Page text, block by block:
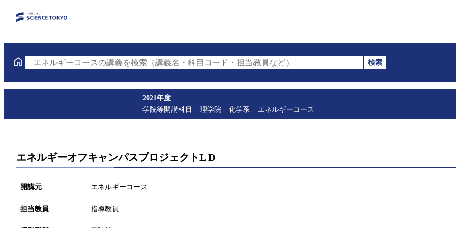
エネルギーコースの講義を検索（講義名・科目コード・担当教員など）
検索
2021年度
学院等開講科目
理学院 化学系 エネルギーコース
エネルギーオフキャンパスプロジェクトL D
開講元 エネルギーコース
担当教員 指導教員